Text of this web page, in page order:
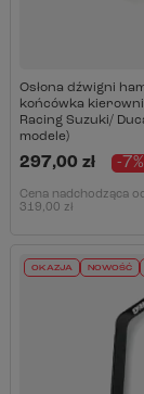
Osłona dźwigni
końcówka
Racing Suzuki/
modele)
297,00 zł -7%
Cena nadchodząca od
319,00 zł
OKAZJA NOWOŚĆ